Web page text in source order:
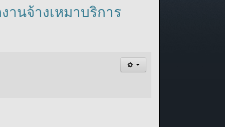
านจ้างเหมาบริการ